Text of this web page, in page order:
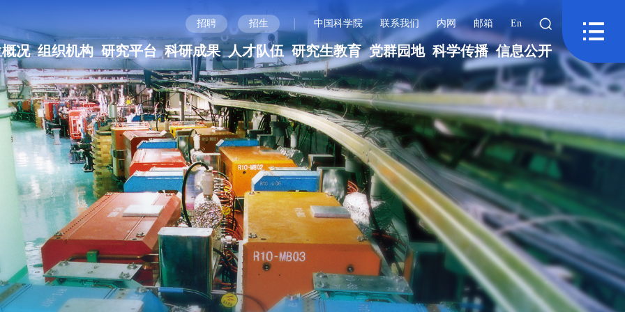
招聘 招生 | 中国科学院 联系我们 内网 邮箱 En
况 组织机构 研究平台 科研成果 人才队伍 研究生教育 党群园地 科学传播 信息公开